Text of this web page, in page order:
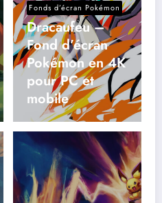
Fonds d’écran Pokémon
Dracaufeu –
Fond d’écran
Pokémon en 4K
pour PC et
mobile